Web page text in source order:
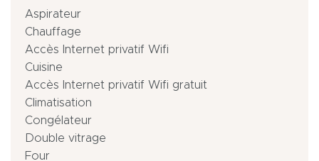
Aspirateur
Chauffage
Accès Internet privatif Wifi
Cuisine
Accès Internet privatif Wifi gratuit
Climatisation
Congélateur
Double vitrage
Four